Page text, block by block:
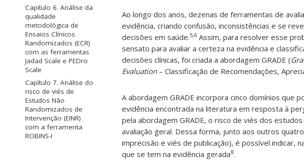
Capítulo 6. Análise da
qualidade
metodológica de
Ensaios Clínicos
Randomizados (ECR)
com as ferramentas
Jadad Scale e PEDro
Scale
Capítulo 7. Análise do
risco de viés de
Estudos Não
Randomizados de
Intervenção (EINR)
com a ferramenta
ROBINS-I
Ao longo dos anos, dezenas de ferramentas de
evidência, criando confusão, inconsistências e se
decisões em saúde.5,6 Assim, para resolver esse
sensato para avaliar a certeza na evidência e
decisões clínicas, foi criada a abordagem GRADE (
Evaluation – Classificação de Recomendações,
A abordagem GRADE incorpora cinco domínios que
evidência encontrada na literatura em resposta à
pela abordagem GRADE, o risco de viés dos
avaliação geral. Dessa forma, junto aos outros
imprecisão e viés de publicação), é possível indicar,
que se tem na evidência gerada8.